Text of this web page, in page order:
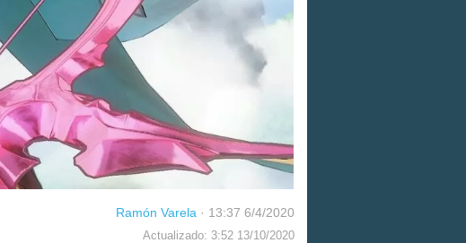
Ramón Varela · 13:37 6/4/2020
Actualizado: 3:52 13/10/2020